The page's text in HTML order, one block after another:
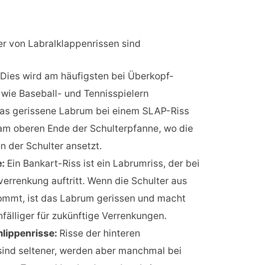
von Labralklappenrissen sind
Dies wird am häufigsten bei Überkopf-
Baseball- und Tennisspielern
gerissene Labrum bei einem SLAP-Riss
oberen Ende der Schulterpfanne, wo die
der Schulter ansetzt.
Ein Bankart-Riss ist ein Labrumriss, der bei
auftritt. Wenn die Schulter aus
ist das Labrum gerissen und macht
für zukünftige Verrenkungen.
Risse der hinteren
seltener, werden aber manchmal bei